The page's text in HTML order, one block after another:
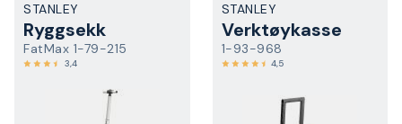
STANLEY
Ryggsekk
FatMax 1-79-215
3,4
STANLEY
Verktøykasse
1-93-968
4,5